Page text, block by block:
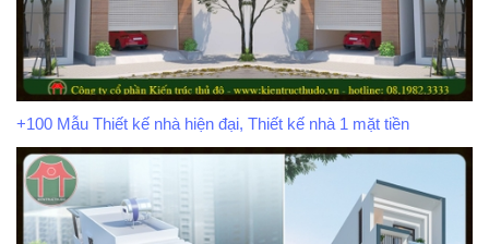
+100 Mẫu Thiết kế nhà hiện đại, Thiết kế nhà 1 mặt tiền